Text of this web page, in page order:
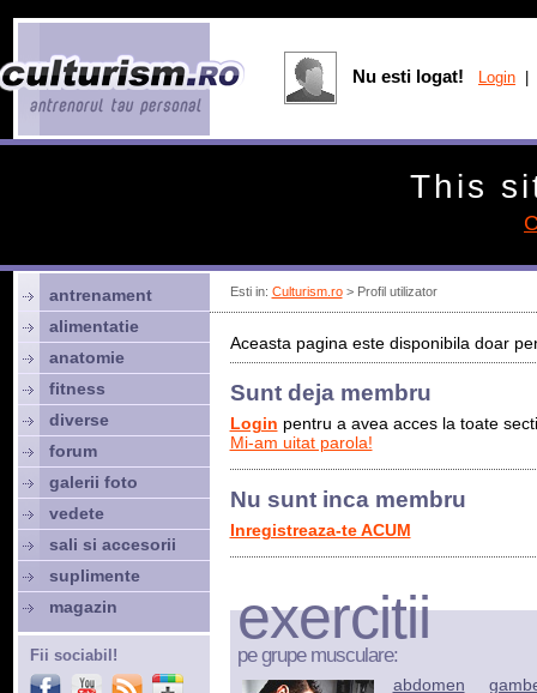
Esti in: Culturism.ro> Profil utilizator
Aceasta pagina este disponibila doar
Sunt deja membru
Login pentru a avea acces la toate
Mi-am uitat parola!
Nu sunt inca membru
Inregistreaza-te ACUM
exercitii
pe grupe musculare:
abdomen
antrenament
alimentatie
anatomie
fitness
diverse
forum
galerii foto
vedete
sali si accesorii
suplimente
magazin
Fii sociabil!
Nu esti logat! Login
This